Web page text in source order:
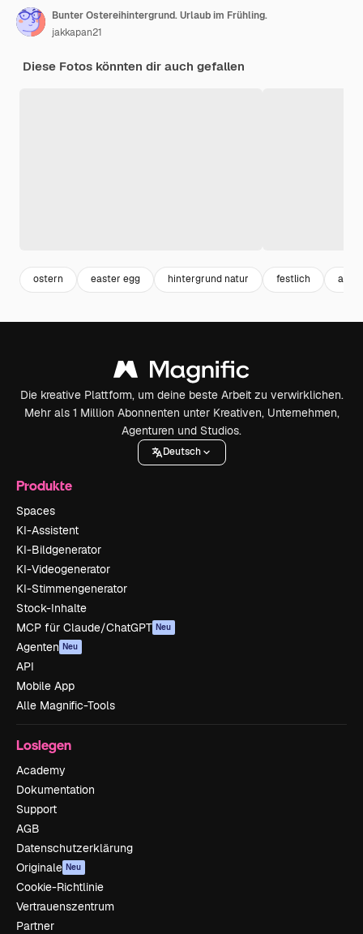
Bunter Ostereihintergrund. Urlaub im Frühling.
jakkapan21
Diese Fotos könnten dir auch gefallen
ostern easter egg hintergrund natur festlich april
Die kreative Plattform, um deine beste Arbeit zu verwirklichen.
Mehr als 1 Million Abonnenten unter Kreativen, Unternehmen,
Agenturen und Studios.
Deutsch
Produkte
Spaces
KI-Assistent
KI-Bildgenerator
KI-Videogenerator
KI-Stimmengenerator
Stock-Inhalte
MCP für Claude/ChatGPT Neu
Agenten Neu
API
Mobile App
Alle Magnific-Tools
Loslegen
Academy
Dokumentation
Support
AGB
Datenschutzerklärung
Originale Neu
Cookie-Richtlinie
Vertrauenszentrum
Partner